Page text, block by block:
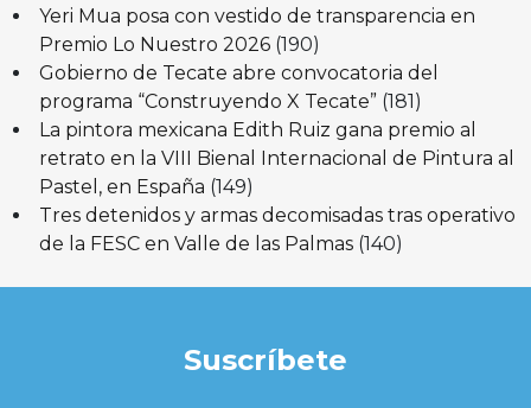
Yeri Mua posa con vestido de transparencia en
Premio Lo Nuestro 2026 (190)
Gobierno de Tecate abre convocatoria del
programa “Construyendo X Tecate” (181)
La pintora mexicana Edith Ruiz gana premio al
retrato en la VIII Bienal Internacional de Pintura al
Pastel, en España (149)
Tres detenidos y armas decomisadas tras operativo
de la FESC en Valle de las Palmas (140)
Suscríbete